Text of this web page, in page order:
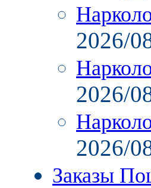
2026/
2026/
2026/
Заказы